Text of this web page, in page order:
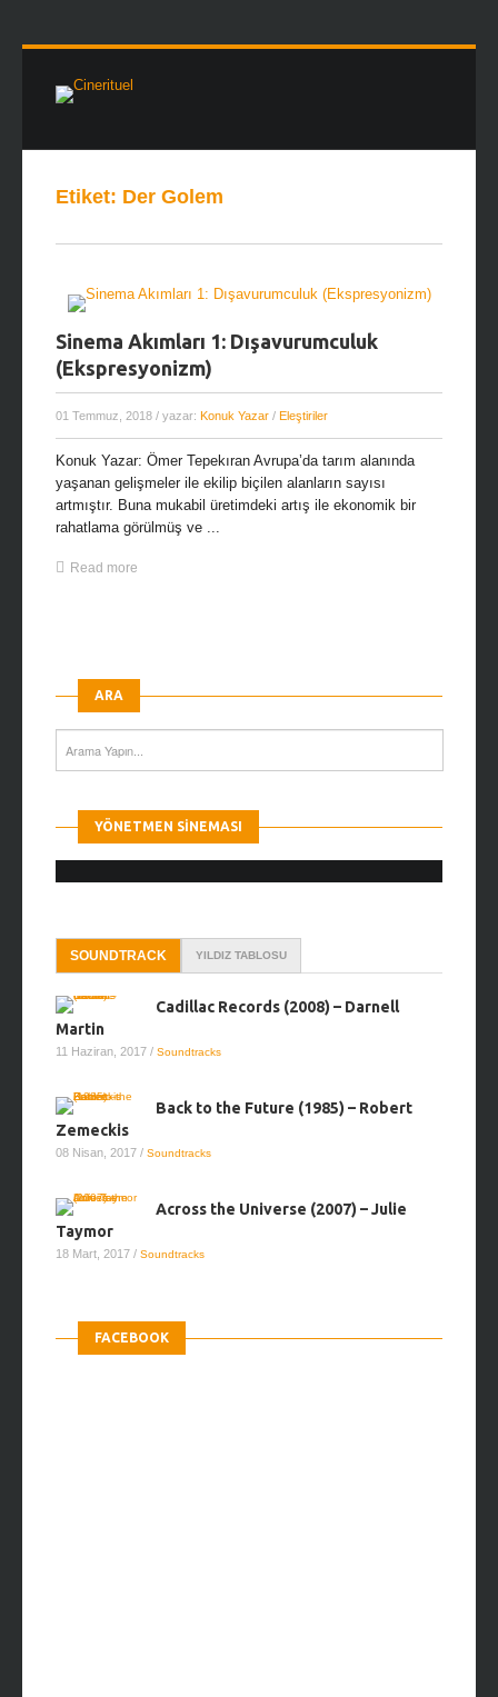
Etiket: Der Golem
Sinema Akımları 1: Dışavurumculuk
(Ekspresyonizm)
01 Temmuz, 2018 / yazar: Konuk Yazar / Eleştiriler
Konuk Yazar: Ömer Tepekıran Avrupa’da tarım alanında
yaşanan gelişmeler ile ekilip biçilen alanların sayısı
artmıştır. Buna mukabil üretimdeki artış ile ekonomik bir
rahatlama görülmüş ve ...
Read more
ARA
YÖNETMEN SINEMASI
SOUNDTRACK YILDIZ TABLOSU
Cadillac Records (2008) – Darnell
Martin
11 Haziran, 2017 / Soundtracks
Back to the Future (1985) – Robert
Zemeckis
08 Nisan, 2017 / Soundtracks
Across the Universe (2007) – Julie
Taymor
18 Mart, 2017 / Soundtracks
FACEBOOK